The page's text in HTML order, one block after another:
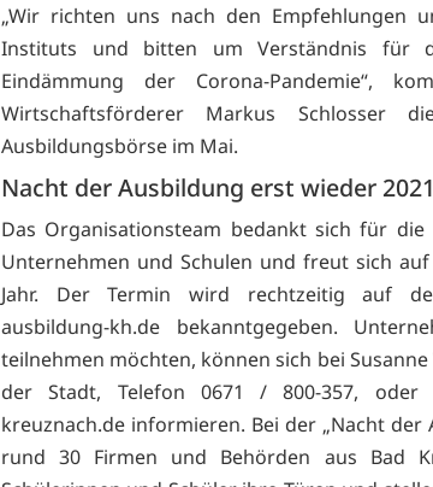
„Wir richten uns nach den Empfehlungen
Instituts und bitten um Verständnis für
Eindämmung der Corona-Pandemie“,
Wirtschaftsförderer Markus Schlosser
Ausbildungsbörse im Mai.
Nacht der Ausbildung erst wieder 2021
Das Organisationsteam bedankt sich für
Unternehmen und Schulen und freut sich
Jahr. Der Termin wird rechtzeitig auf
ausbildung-kh.de bekanntgegeben.
teilnehmen möchten, können sich bei
der Stadt, Telefon 0671 / 800-357, oder
kreuznach.de informieren. Bei der „Nacht der
rund 30 Firmen und Behörden aus Bad